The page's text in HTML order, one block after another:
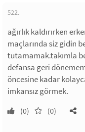
522.
ağırlık kaldırırken
maçlarında siz gidin
tutamamak.takımla
defansa geri
öncesine kadar
imkansız görmek.
(0) (0)